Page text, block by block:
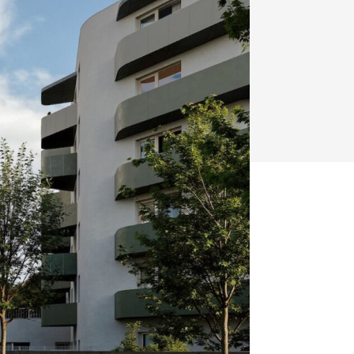
Klimatizácia a vetranie
Milan Murcka